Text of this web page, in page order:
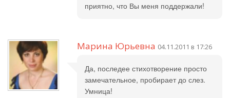
приятно, что Вы меня поддержали!
Марина Юрьевна 04.11.2011 в 17:26
Да, последее стихотворение просто
замечательное, пробирает до слез.
Умница!